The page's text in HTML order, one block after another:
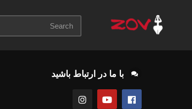
با ما در ارتباط باشید